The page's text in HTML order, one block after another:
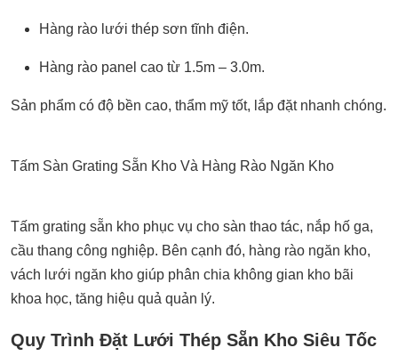
Hàng rào lưới thép sơn tĩnh điện.
Hàng rào panel cao từ 1.5m – 3.0m.
Sản phẩm có độ bền cao, thẩm mỹ tốt, lắp đặt nhanh chóng.
Tấm Sàn Grating Sẵn Kho Và Hàng Rào Ngăn Kho
Tấm grating sẵn kho phục vụ cho sàn thao tác, nắp hố ga,
cầu thang công nghiệp. Bên cạnh đó, hàng rào ngăn kho,
vách lưới ngăn kho giúp phân chia không gian kho bãi
khoa học, tăng hiệu quả quản lý.
Quy Trình Đặt Lưới Thép Sẵn Kho Siêu Tốc